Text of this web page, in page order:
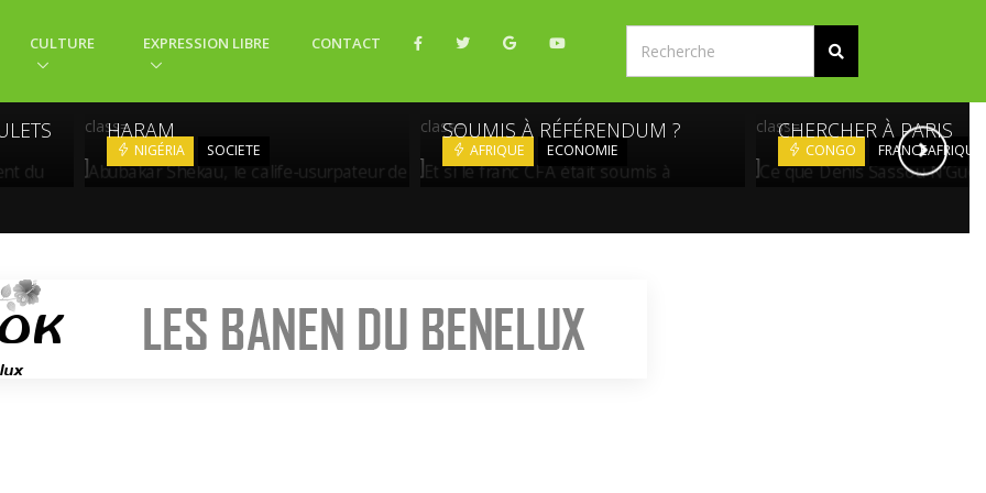
CULTURE EXPRESSION LIBRE CONTACT
class=
NIGÉRIA SOCIETE
ABUBAKAR SHEKAU, LE CALIFE-
USURPATEUR DE BOKO
HARAM
class=
AFRIQUE ECONOMIE
ET SI LE FRANC CFA ÉTAIT
SOUMIS À RÉFÉRENDUM ?
class=
CONGO FRANCEAFRIQUE
CE QUE DENIS SASSOU
N’GUESSO EST VENU
CHERCHER À PARIS